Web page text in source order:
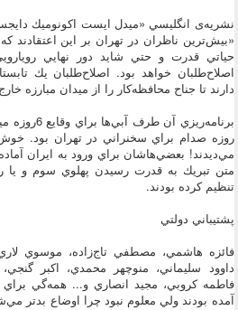
نشريه‌ی انگليسي «ميدل ايست اكونوميك
«بيش‌ترين ناظران در تهران بر اين اعتقادند
حياتي قدرت و حتي شايد دور نهايي
اصلاح‌طلبان خواهد بود. اصلاح‌طلبان يك
دارند تا جناح محافظه‌كار را از ميدان مبارزه
روزه صدام براي سخنراني در تهران بود.
مي‌ديدند! بعضي‌هاشان براي ورود به ايران
متن تبريك به قدرت رسيدن پهلوي سوم و يا
تنظيم كرده بودند.
پشتيباني دولتي
فائزه هاشمي، مصطفي تاج‌زاده، موسوي
داوود سليماني، منوچهر محمدي، اكبر
فاطمه كروبي، مجيد انصاري و... همه‌گي براي
آمده بودند ولي معلوم نبود چرا اوضاع بدتر